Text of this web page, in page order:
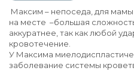
Максим – непоседа, для
на месте –большая
аккуратнее, так как любой
кровотечение.
У Максима
заболевание системы